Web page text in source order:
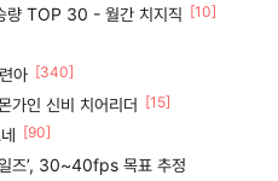
량 TOP 30 - 월간 치지직 [10]
아 [340]
가인 신비 치어리더 [15]
[90]
즈’, 30~40fps 목표 추정